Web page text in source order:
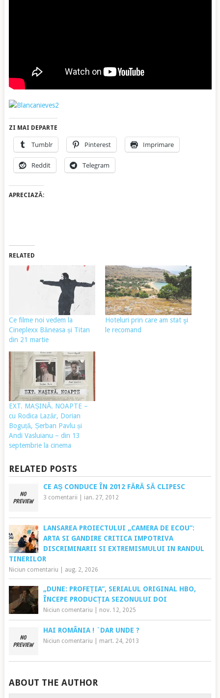
ZI MAI DEPARTE
Tumblr Pinterest Imprimare
Reddit Telegram
APRECIAZĂ:
RELATED
Ce filme noi vedem la
Cineplexx Băneasa și Titan
din 21 martie
Hoteluri prin care am stat şi
le recomand
EXT. MAȘINĂ. NOAPTE –
cu Rodica Lazăr, Dorian
Boguță, Șerban Pavlu și
Andi Vasluianu – din 13
septembrie la cinema
RELATED POSTS
CE AȘ CONDUCE ÎN 2012 FĂRĂ SĂ CLIPESC
3 comentarii ian. 27, 2012
LANSAREA PROIECTULUI „CAMERA DE ECOU”:
ARTA SI GANDIRE CRITICA IMPOTRIVA
DISCRIMINARII SI EXTREMISMULUI IN RANDUL
TINERILOR
Niciun comentariu aug. 2, 2026
„DUNE: PROFEȚIA”, SERIALUL ORIGINAL HBO,
ÎNCEPE PRODUCȚIA SEZONULUI DOI
Niciun comentariu nov. 12, 2025
HAI ROMÂNIA ! `DAR UNDE ?
Niciun comentariu mart. 24, 2013
ABOUT THE AUTHOR